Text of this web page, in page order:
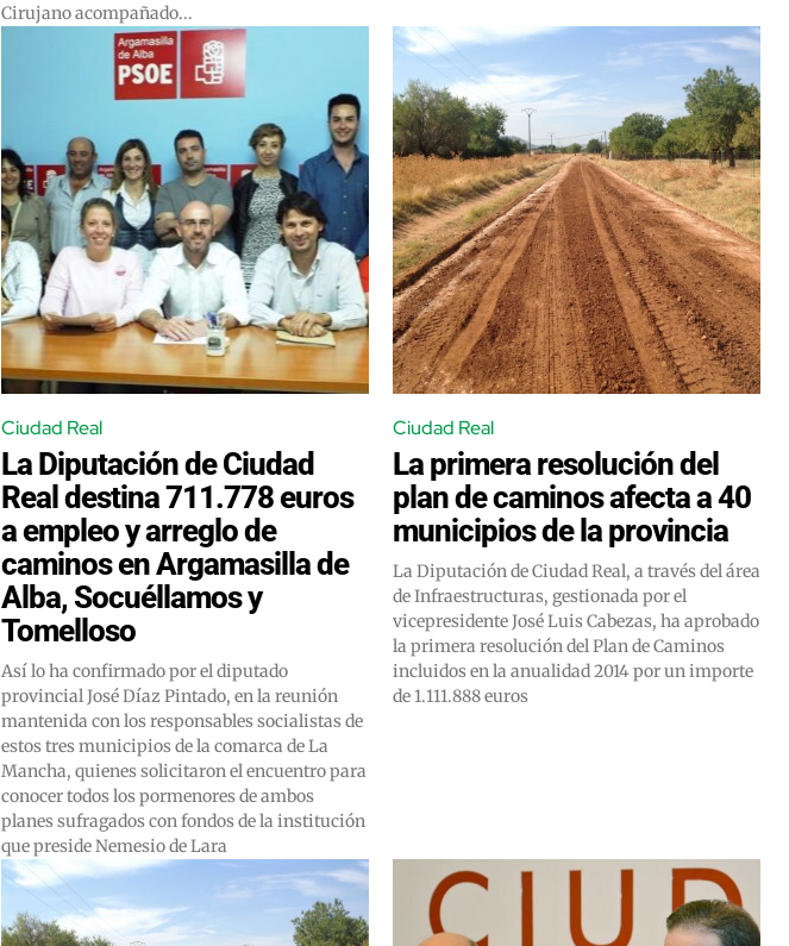
Cirujano acompañado...
Ciudad Real
La Diputación de Ciudad
Real destina 711.778 euros
a empleo y arreglo de
caminos en Argamasilla de
Alba, Socuéllamos y
Tomelloso
Así lo ha confirmado por el diputado
provincial José Díaz Pintado, en la reunión
mantenida con los responsables socialistas de
estos tres municipios de la comarca de La
Mancha, quienes solicitaron el encuentro para
conocer todos los pormenores de ambos
planes sufragados con fondos de la institución
que preside Nemesio de Lara
Ciudad Real
La primera resolución del
plan de caminos afecta a 40
municipios de la provincia
La Diputación de Ciudad Real, a través del área
de Infraestructuras, gestionada por el
vicepresidente José Luis Cabezas, ha aprobado
la primera resolución del Plan de Caminos
incluidos en la anualidad 2014 por un importe
de 1.111.888 euros